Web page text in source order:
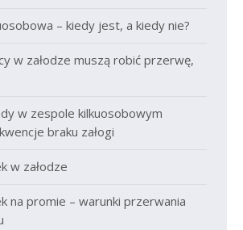
– kiedy jest, a kiedy nie?
w załodze muszą robić przerwę,
w zespole kilkuosobowym
braku załogi
w załodze
na promie – warunki przerwania